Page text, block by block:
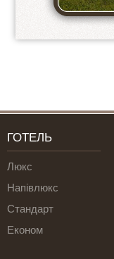
ГОТЕЛЬ
Люкс
Напівлюкс
Стандарт
Економ